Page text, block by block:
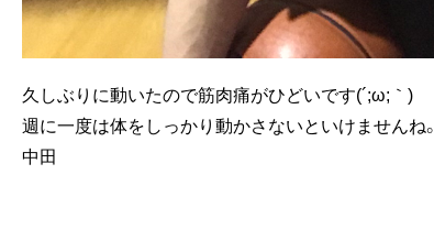
久しぶりに動いたので筋肉痛がひどいです(´;ω;｀)
週に一度は体をしっかり動かさないといけませんね。
中田